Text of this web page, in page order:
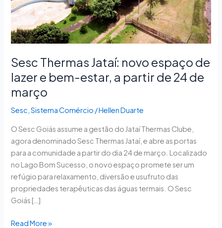
Sesc Thermas Jataí: novo espaço de
lazer e bem-estar, a partir de 24 de
março
Sesc,Sistema Comércio /Hellen Duarte
O Sesc Goiás assume a gestão do Jataí Thermas Clube,
agora denominado Sesc Thermas Jataí, e abre as portas
para a comunidade a partir do dia 24 de março. Localizado
no Lago Bom Sucesso, o novo espaço promete ser um
refúgio para relaxamento, diversão e usufruto das
propriedades terapêuticas das águas termais. O Sesc
Goiás […]
lazer
e
bem-
estar,
partir
de
24
março
Read More »